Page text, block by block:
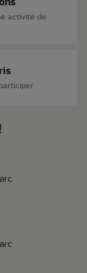
activité de